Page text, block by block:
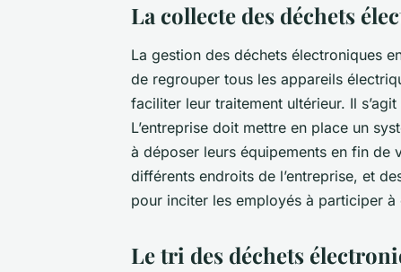
La collecte des déchets
La gestion des déchets électroniques
de regrouper tous les appareils
faciliter leur traitement ultérieur. Il
L’entreprise doit mettre en place un
à déposer leurs équipements en fin de
différents endroits de l’entreprise, et
pour inciter les employés à participer à
Le tri des déchets